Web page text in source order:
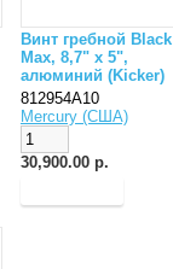
Винт гребной Black
Max, 8,7" x 5",
алюминий (Kicker)
812954A10
Mercury (США)
30,900.00 р.